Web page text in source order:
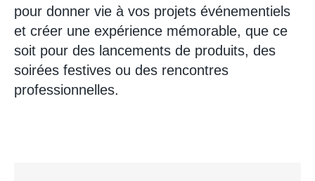
pour donner vie à vos projets événementiels
et créer une expérience mémorable, que ce
soit pour des lancements de produits, des
soirées festives ou des rencontres
professionnelles.